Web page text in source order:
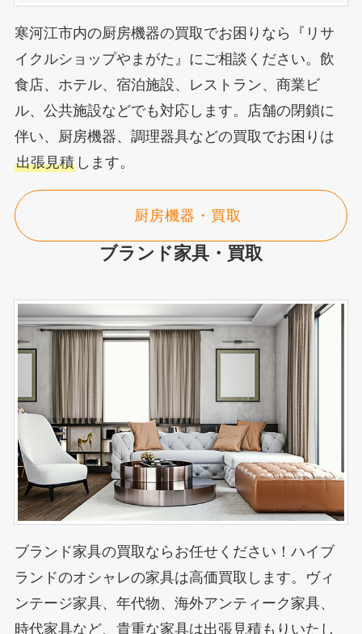
寒河江市内の厨房機器の買取でお困りなら『リサ
イクルショップやまがた』にご相談ください。飲
食店、ホテル、宿泊施設、レストラン、商業ビ
ル、公共施設などでも対応します。店舗の閉鎖に
伴い、厨房機器、調理器具などの買取でお困りは
出張見積します。
厨房機器・買取
ブランド家具・買取
ブランド家具の買取ならお任せください！ハイブ
ランドのオシャレの家具は高価買取します。ヴィ
ンテージ家具、年代物、海外アンティーク家具、
時代家具など、貴重な家具は出張見積もりいたし